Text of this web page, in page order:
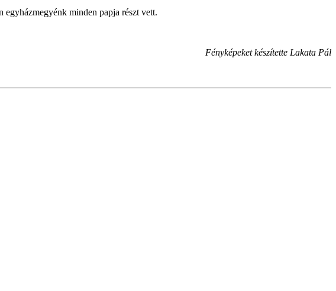
egyházmegyénk minden papja részt vett.
Fényképeket készítette Lakata Pál